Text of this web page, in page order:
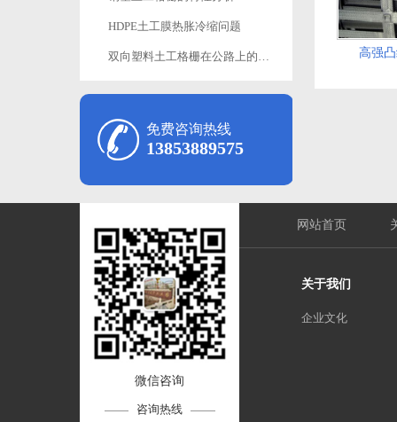
HDPE土工膜热胀冷缩问题
双向塑料土工格栅在公路上的应用
免费咨询热线
13853889575
高强
微信咨询
咨询热线
网站首页
关于我们
企业文化